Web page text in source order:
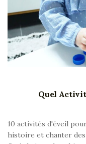
Quel
10 activités d'éveil
histoire et chanter des